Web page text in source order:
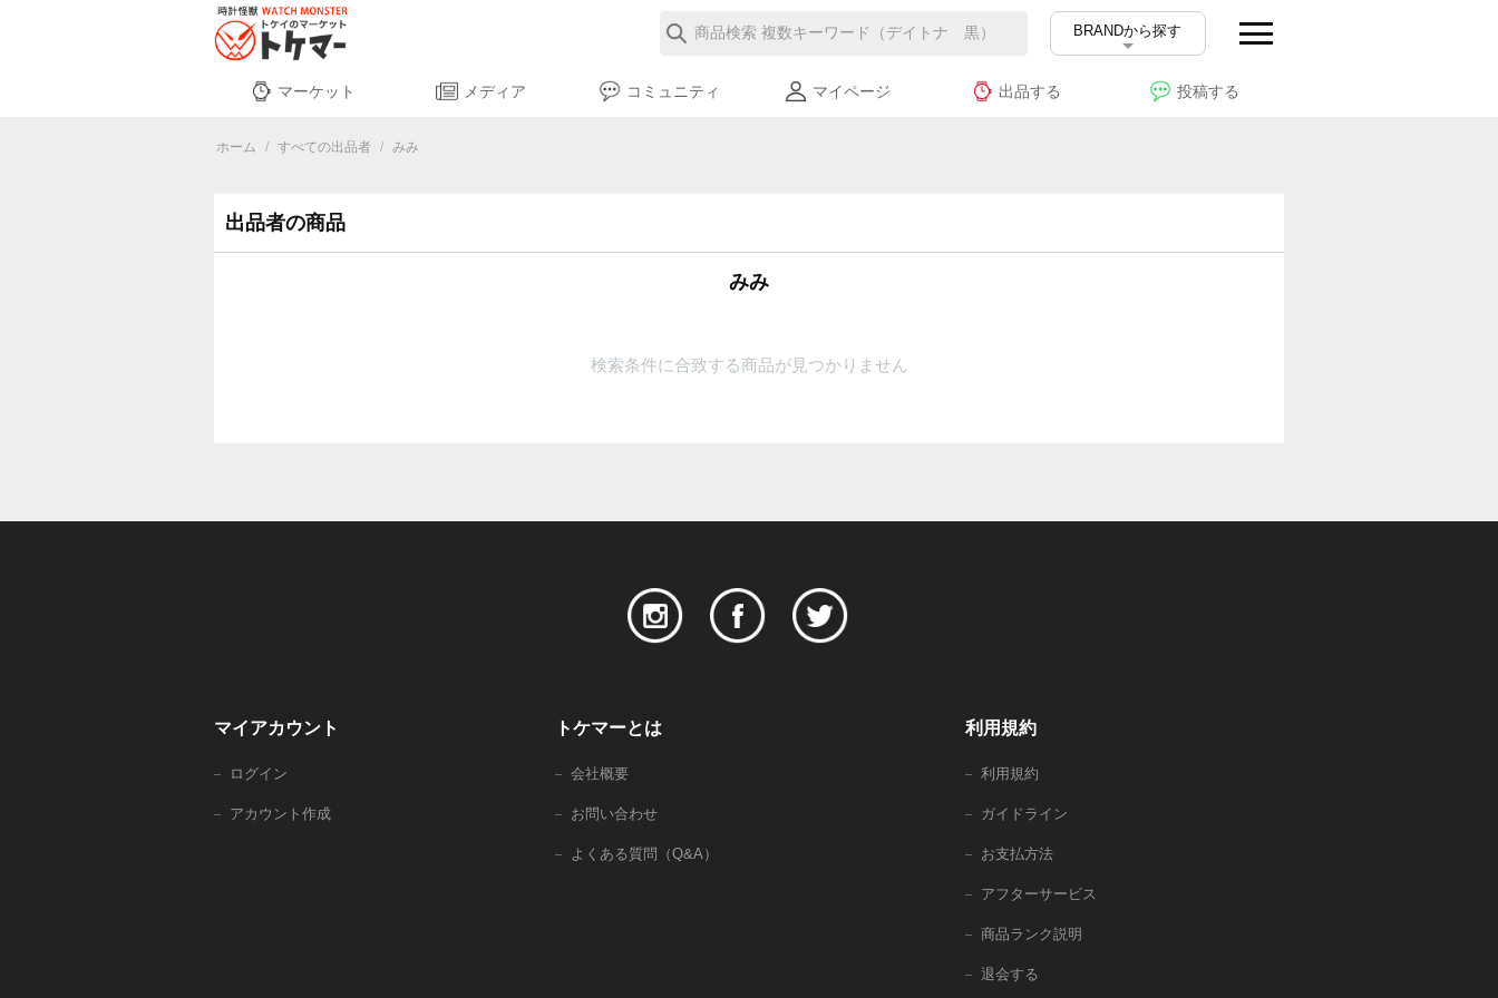
BRANDから探す
マーケット メディア コミュニティ マイページ 出品する 投稿する
ホーム / すべての出品者 / みみ
出品者の商品
みみ
検索条件に合致する商品が見つかりません
マイアカウント
ログイン
アカウント作成
トケマーとは
会社概要
お問い合わせ
よくある質問（Q&A）
利用規約
利用規約
ガイドライン
お支払方法
アフターサービス
商品ランク説明
退会する